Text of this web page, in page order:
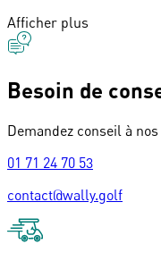
Afficher plus
Besoin de
Demandez conseil à
01 71 24 70 53
contact@wally.golf